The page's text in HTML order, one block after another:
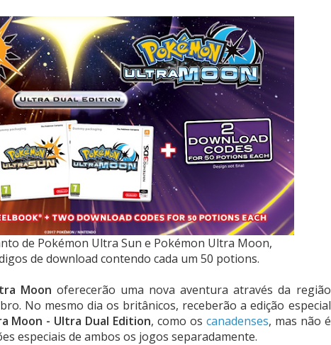
de Pokémon Ultra Sun e Pokémon Ultra Moon,
de download contendo cada um 50 potions.
Moon oferecerão uma nova aventura através da região
No mesmo dia os britânicos, receberão a edição especial
Moon - Ultra Dual Edition, como os canadenses, mas não é
especiais de ambos os jogos separadamente.